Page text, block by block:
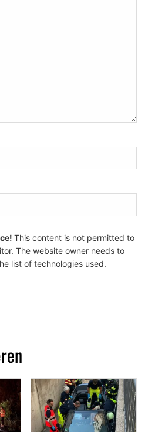
This content is not permitted to
The website owner needs to
list of technologies used.